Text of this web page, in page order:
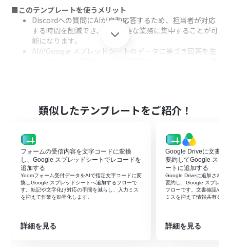
■このテンプレートを使うメリット
Discordへの質問にAIが自動応答するため、担当者が対応
する時間を削減でき、より重要な業務に集中することが可
能になります。
AIがGoogle スプレッドシートのデータに基づき回答を生
と連携します。
次に、トリガーでDiscordを選択し、「チャンネルでメッ
続いて、オペレーションでAIワーカーを設定し、
「Discordで受けた質問に対し、Google スプレッドシー
トのデータをもとに自動で分析・検索・回答を行う」た
めのマニュアル（指示）を作成します。
※「トリガー」：フロー起動のきっかけとなるアクション、「オ
ペレーション」：トリガー起動後、フロー内で処理を行うアク
Discordのトリガー設定では、メッセージの受信を検知し
類似したテンプレートをご紹介！
フォームの受信内容を文字コードに変換
し、Google スプレッドシートでレコードを
追加する
Yoomフォーム受付データをAIで指定文字コードに変
換しGoogle スプレッドシートへ追加するフローで
す。転記や文字化け対応の手間を減らし、入力ミス
を抑えて作業を効率化します。
詳細を見る
Google Driveに文書が
要約してGoogle スプ
ートに追加する
Google Driveに追加された
要約し、Google スプレッ
フローです。文書確認や転
ミスを抑えて情報共有を早
詳細を見る